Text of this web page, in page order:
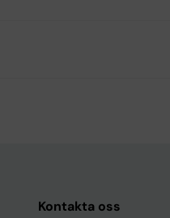
Kontakta oss